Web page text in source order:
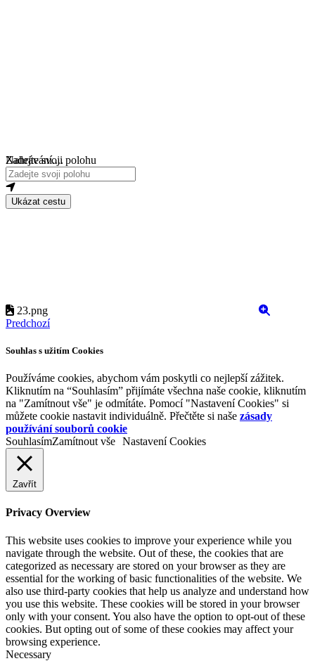
Nahrávání....
Zadejte svoji polohu
Ukázat cestu
23.png
Predchozí
Souhlas s užitím Cookies
Používáme cookies, abychom vám poskytli co nejlepší zážitek.
Kliknutím na “Souhlasím” přijímáte všechna naše cookie, kliknutím
na "Zamítnout vše" je odmítáte. Pomocí "Nastavení Cookies" si
můžete cookie nastavit individuálně. Přečtěte si naše zásady
používání souborů cookie
SouhlasímZamítnout vše Nastavení Cookies
Zavřít
Privacy Overview
This website uses cookies to improve your experience while you
navigate through the website. Out of these, the cookies that are
categorized as necessary are stored on your browser as they are
essential for the working of basic functionalities of the website. We
also use third-party cookies that help us analyze and understand how
you use this website. These cookies will be stored in your browser
only with your consent. You also have the option to opt-out of these
cookies. But opting out of some of these cookies may affect your
browsing experience.
Necessary